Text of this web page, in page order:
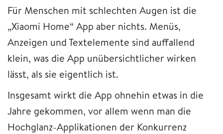
Für Menschen mit schlechten Augen ist die
„Xiaomi Home“ App aber nichts. Menüs,
Anzeigen und Textelemente sind auffallend
klein, was die App unübersichtlicher wirken
lässt, als sie eigentlich ist.
Insgesamt wirkt die App ohnehin etwas in die
Jahre gekommen, vor allem wenn man die
Hochglanz-Applikationen der Konkurrenz